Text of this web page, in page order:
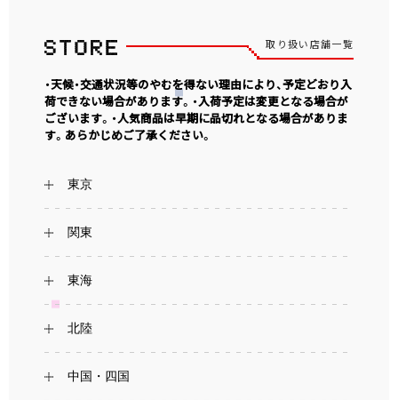
取り扱い店舗一覧
・天候・交通状況等のやむを得ない理由により、予定どおり入
荷できない場合があります。・入荷予定は変更となる場合が
ございます。・人気商品は早期に品切れとなる場合がありま
す。あらかじめご了承ください。
東京
関東
東海
北陸
中国・四国